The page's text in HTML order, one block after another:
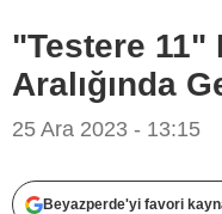
"Testere 11"
Aralığında
25 Ara 2023 - 13:15
Beyazperde'yi favori